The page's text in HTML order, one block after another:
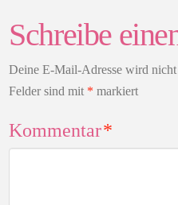
Schreibe
Deine E-Mail-Adresse wird
Felder sind mit * markiert
Kommentar*